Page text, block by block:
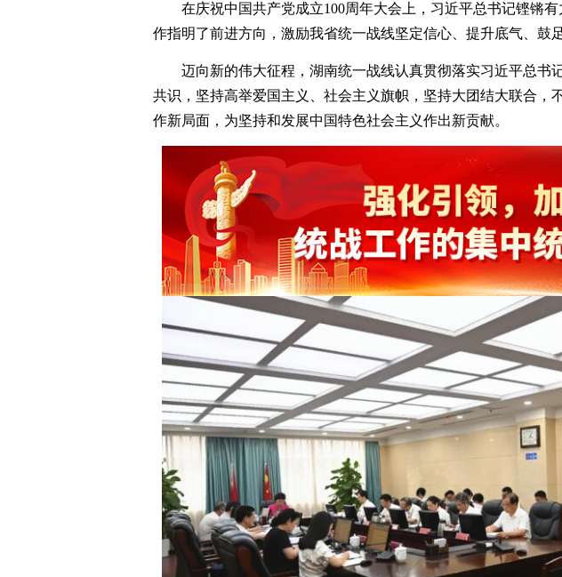
在庆祝中国共产党成立100周年大会上，习近平总书记铿锵
作指明了前进方向，激励我省统一战线坚定信心、提升底气、鼓
迈向新的伟大征程，湖南统一战线认真贯彻落实习近平总书
共识，坚持高举爱国主义、社会主义旗帜，坚持大团结大联合，
作新局面，为坚持和发展中国特色社会主义作出新贡献。